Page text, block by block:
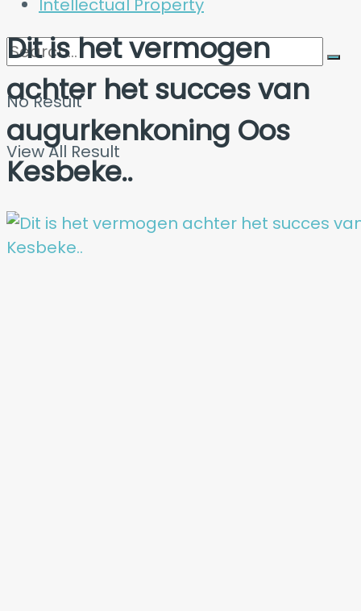
Intellectual Property
No Result
View All Result
Dit is het vermogen
achter het succes van
augurkenkoning Oos
Kesbeke..